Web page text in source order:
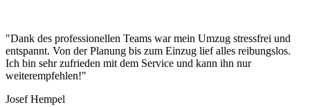
"Dank des professionellen Teams war mein Umzug stressfrei und
entspannt. Von der Planung bis zum Einzug lief alles reibungslos.
Ich bin sehr zufrieden mit dem Service und kann ihn nur
weiterempfehlen!"
Josef Hempel